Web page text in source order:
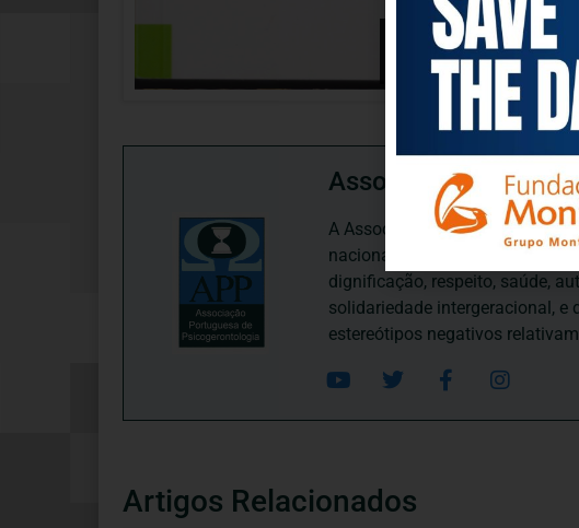
Associação
A Associação Portuguesa de
nacional, dedica-se às
dignificação, respeito, saúde,
solidariedade intergeracional,
estereótipos negativos
Artigos Relacionados